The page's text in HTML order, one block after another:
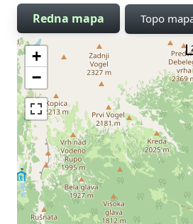
Redna mapa
Topo
+
−